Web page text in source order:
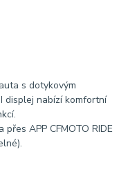
s dotykovým
displej nabízí komfortní
APP CFMOTO RIDE